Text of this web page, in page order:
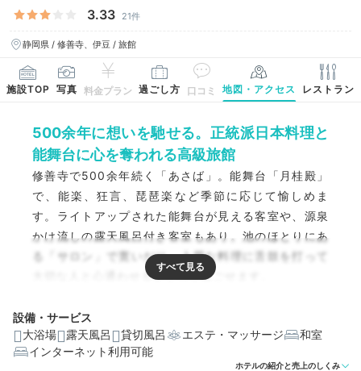
3.33 21件
静岡県 / 修善寺、伊豆 / 旅館
施設TOP 写真 料金プラン 過ごし方 口コミ 地図・アクセス レストラン
500余年に想いを馳せる。正統派日本料理と
能舞台に心を奪われる高級旅館
修善寺で500余年続く「あさば」。能舞台「月桂殿」
で、能楽、狂言、琵琶楽など季節に応じて愉しめま
す。ライトアップされた能舞台が見える客室や、源泉
かけ流しの露天風呂付き客室もあり。池のほとりにあ
る「サロン」で寛いだり、上質な料理に舌鼓を打って
大切な人と心通わせるひと時を過ごせます。
編集部おすすめの３つのポイント
設備・サービス
大浴場
露天風呂 貸切風呂 エステ・マッサージ
和室
インターネット利用可能
ホテルの紹介と売上のしくみ